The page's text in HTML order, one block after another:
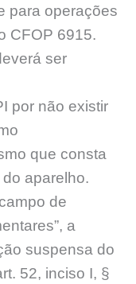
para operações
CFOP 6915.
ser
por não existir
que consta
aparelho.
de
a
suspensa do
52, inciso I, §